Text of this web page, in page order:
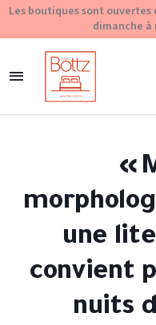
Les boutiques sont ouvertes
dimanche à
«
une
convient
nuits